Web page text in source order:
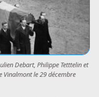
Debart, Philippe Tetttelin et
Vinalmont le 29 décembre